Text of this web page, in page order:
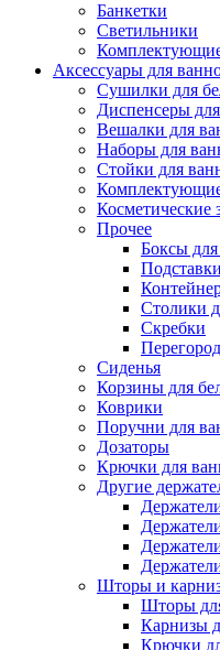
Банкетки
Светильники
Аксессуары для
Сушилки для
Диспенсеры
Вешалки для
Наборы для
Стойки для
Комплектующие
Косметические
Прочее
Боксы
Столики
Скребки
Сиденья
Корзины для
Коврики
Поручни для
Дозаторы
Крючки для
Другие
Шторы и
Шторы
Карнизы
Крючки